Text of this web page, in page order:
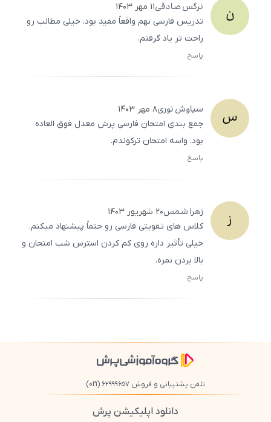
ن نرگسصادقی۱۱ مهر ۱۴۰۳
تدریس فارسی نهم واقعاً مفید بود. خیلی مطالب رو
راحت ‌تر یاد گرفتم.
پاسخ
س سیاوشنوری۸ مهر ۱۴۰۳
جمع ‌بندی امتحان فارسی پرش معدل فوق ‌العاده
بود. واسه امتحان ترکوندم.
پاسخ
ز زهراشمس۲۰ شهریور ۱۴۰۳
کلاس‌ های تقویتی فارسی رو حتماً پیشنهاد میکنم.
خیلی تأثیر داره روی کم کردن استرس شب امتحان و
بالا بردن نمره.
پاسخ
تلفن پشتیبانی و فروش ۶۲۹۹۹۶۵۷ (021)
دانلود اپلیکیشن پرش